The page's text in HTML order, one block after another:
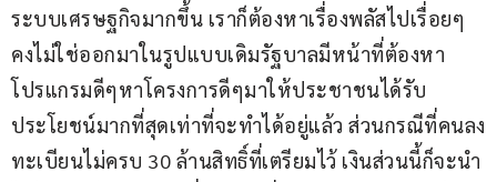
ระบบเศรษฐกิจมากขึ้น เราก็ต้องหาเรื่องพลัสไปเรื่อยๆ
คงไม่ใช่ออกมาในรูปแบบเดิมรัฐบาลมีหน้าที่ต้องหา
โปรแกรมดีๆหาโครงการดีๆมาให้ประชาชนได้รับ
ประโยชน์มากที่สุดเท่าที่จะทำได้อยู่แล้ว ส่วนกรณีที่คนลง
ทะเบียนไม่ครบ 30 ล้านสิทธิ์ที่เตรียมไว้ เงินส่วนนี้ก็จะนำ